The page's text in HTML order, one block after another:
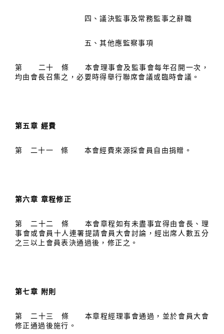
四、議決監事及常務監事之辭職
五、其他應監察事項
第 二十 條 本會理事會及監事會每年召開一次，
均由會長召集之，必要時得舉行聯席會議或臨時會議。
第五章 經費
第 二十一 條 本會經費來源採會員自由捐贈。
第六章 章程修正
第 二十二 條 本會章程如有未盡事宜得由會長、理
事會或會員十人連署提請會員大會討論，經出席人數五分
之三以上會員表決通過後，修正之。
第七章 附則
第 二十三 條 本章程經理事會通過，並於會員大會
修正通過後施行。